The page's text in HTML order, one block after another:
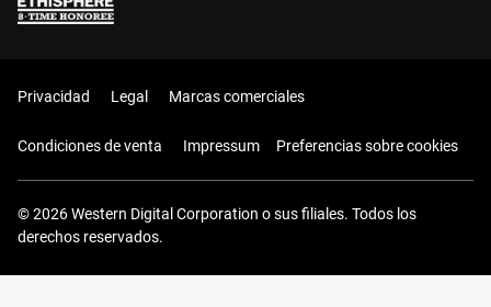
Privacidad Legal Marcas comerciales
Condiciones de venta Impressum Preferencias sobre cookies
© 2026 Western Digital Corporation o sus filiales. Todos los
derechos reservados.